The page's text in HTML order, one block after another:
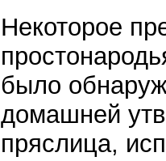
Некоторое
было
домашней
пряслица,